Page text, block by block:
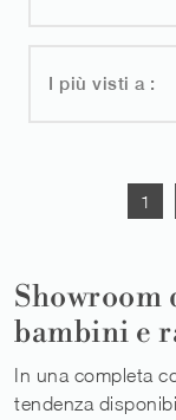
I più visti a :
1
Showroom
bambini e
In una completa
tendenza